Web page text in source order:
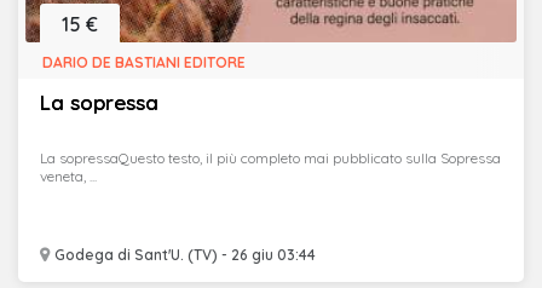
La sopressa
Godega di Sant'U. (TV) - 26 giu 03:44
15 €
DARIO DE BASTIANI EDITORE
La sopressaQuesto testo, il più completo mai pubblicato sulla Sopressa
veneta, ...